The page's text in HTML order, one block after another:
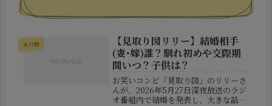
未分類
【見取り図リリー】結婚相手
(妻･嫁)誰？馴れ初めや交際期
間いつ？子供は？
お笑いコンビ「見取り図」のリリーさ
んが、2026年5月27日深夜放送のラジ
オ番組内で結婚を発表し、大きな話題